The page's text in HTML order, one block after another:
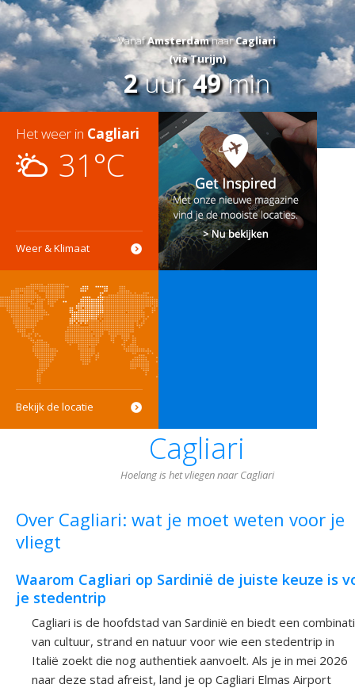
VanafAmsterdamnaarCagliari
(via Turijn)
2uur49min
Het weer in Cagliari
31°C
Weer & Klimaat
Bekijk de locatie
Cagliari
Hoelang is het vliegen naar Cagliari
Over Cagliari: wat je moet weten voor je
vliegt
Waarom Cagliari op Sardinië de juiste keuze is
je stedentrip
Cagliari is de hoofdstad van Sardinië en biedt een
van cultuur, strand en natuur voor wie een stedentrip in
Italië zoekt die nog authentiek aanvoelt. Als je in mei 2026
naar deze stad afreist, land je op Cagliari Elmas Airport